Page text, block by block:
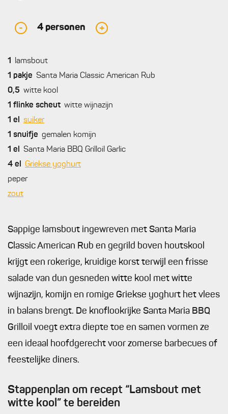
- 4 personen +
1
lamsbout
1 pakje Santa Maria Classic American Rub
0,5 witte kool
1 flinke scheut witte wijnazijn
1 el
suiker
1 snuifje gemalen komijn
1 el
Santa Maria BBQ Grilloil Garlic
4 el
Griekse yoghurt
peper
zout
Sappige lamsbout ingewreven met Santa Maria
Classic American Rub en gegrild boven houtskool
krijgt een rokerige, kruidige korst terwijl een frisse
salade van dun gesneden witte kool met witte
wijnazijn, komijn en romige Griekse yoghurt het vlees
in balans brengt. De knoflookrijke Santa Maria BBQ
Grilloil voegt extra diepte toe en samen vormen ze
een ideaal hoofdgerecht voor zomerse barbecues of
feestelijke diners.
Stappenplan om recept “Lamsbout met
witte kool” te bereiden